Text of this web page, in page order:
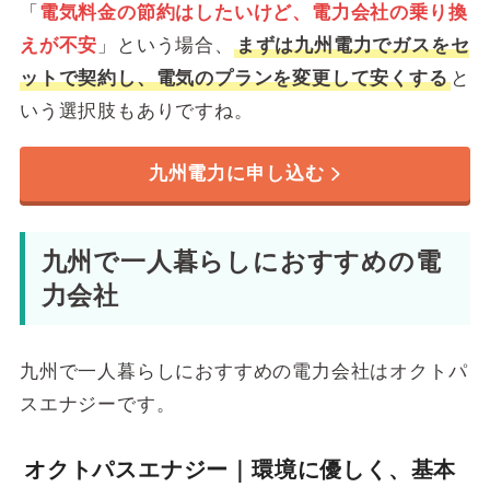
「 電気料金の節約はしたいけど、電力会社の乗り換
えが不安 」という場合、
まずは九州電力でガスをセ
ットで契約し、電気のプランを変更して安くすると
いう選択肢もありですね。
九州電力に申し込む
九州で一人暮らしにおすすめの電
力会社
九州で一人暮らしにおすすめの電力会社はオクトパ
スエナジーです。
オクトパスエナジー｜環境に優しく、基本